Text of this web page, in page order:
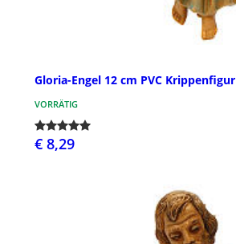
Gloria-Engel 12 cm PVC Krippenfigur
VORRÄTIG
€ 8,29